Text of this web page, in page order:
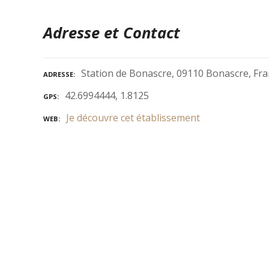
Adresse et Contact
ADRESSE Station de Bonascre, 09110 Bonascre,
GPS 42.6994444, 1.8125
WEB Je découvre cet établissement